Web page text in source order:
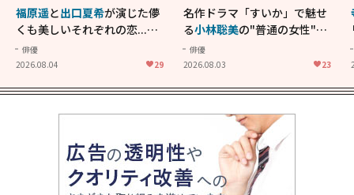
福原遥と出口夏希が演じた儚
くも美しいそれぞれの恋...生
きることの尊さを教えてくれ
た映画「あの花が咲く丘で、
俳優
2026.08.04
29
名作ドラマ「すいか」で魅せ
る小林聡美の"普通の女性"が
大人に刺さる...映画「かもめ
食堂」にも通じる静かな芝居
俳優
2026.08.03
23